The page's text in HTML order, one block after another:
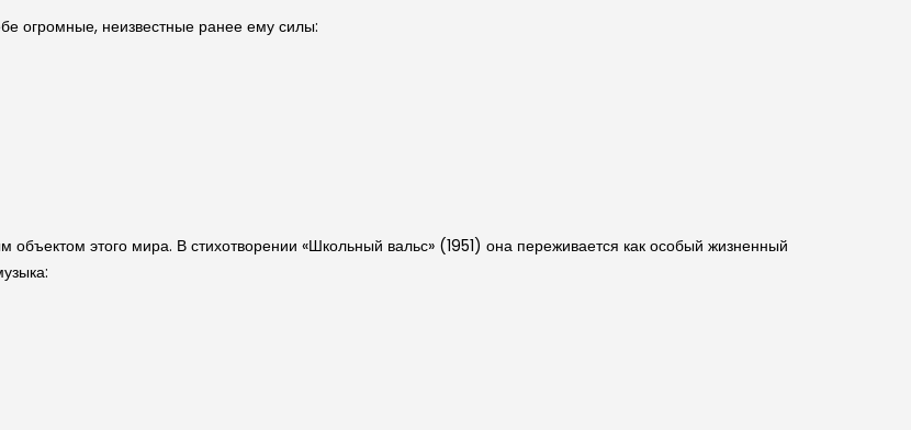
огромные, неизвестные ранее ему силы:
этого мира. В стихотворении «Школьный вальс» (1951) она переживается как особый жизненный